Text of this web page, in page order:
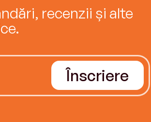
recenzii și alte
Înscriere